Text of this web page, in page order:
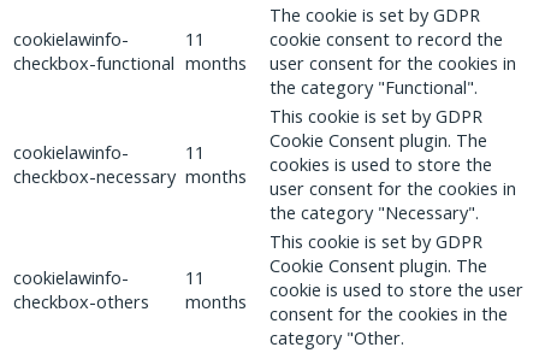
cookielawinfo-
checkbox-functional
11
months
The cookie is set by GDPR
cookie consent to record the
user consent for the cookies in
the category "Functional".
cookielawinfo-
checkbox-necessary
11
months
This cookie is set by GDPR
Cookie Consent plugin. The
cookies is used to store the
user consent for the cookies in
the category "Necessary".
cookielawinfo-
checkbox-others
11
months
This cookie is set by GDPR
Cookie Consent plugin. The
cookie is used to store the user
consent for the cookies in the
category "Other.